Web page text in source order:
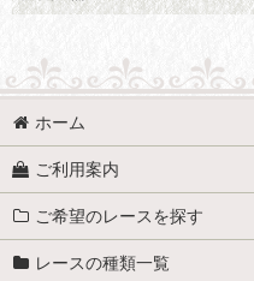
ホーム
ご利用案内
ご希望のレースを探す
レースの種類一覧